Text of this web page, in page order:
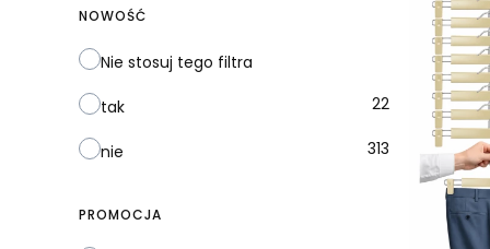
NOWOŚĆ
Nie stosuj tego filtra
tak 22
nie 313
PROMOCJA